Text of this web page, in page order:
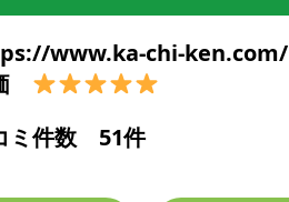
www.ka-chi-ken.com/
ミ件数 51件